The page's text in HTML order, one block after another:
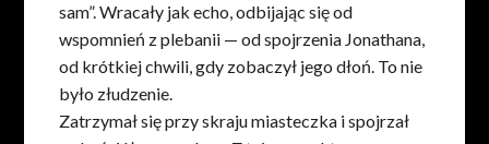
sam”. Wracały jak echo, odbijając się od
wspomnień z plebanii — od spojrzenia Jonathana,
od krótkiej chwili, gdy zobaczył jego dłoń. To nie
było złudzenie.
Zatrzymał się przy skraju miasteczka i spojrzał